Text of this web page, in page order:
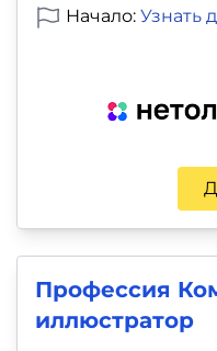
Начало: Узнать
Профессия
иллюстратор